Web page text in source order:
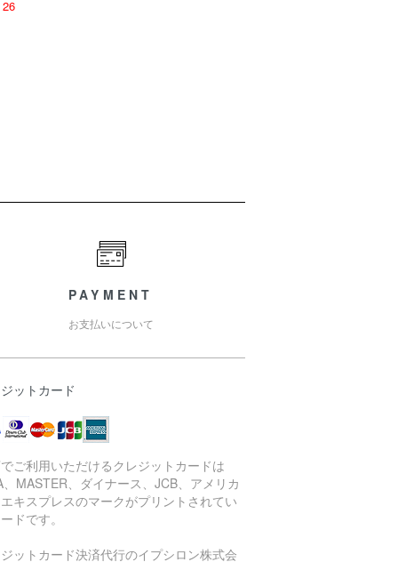
26
PAYMENT
お支払いについて
ットカード
ご利用いただけるクレジットカードは
、MASTER、ダイナース、JCB、アメリカ
キスプレスのマークがプリントされてい
ドです。
ットカード決済代行のイプシロン株式会